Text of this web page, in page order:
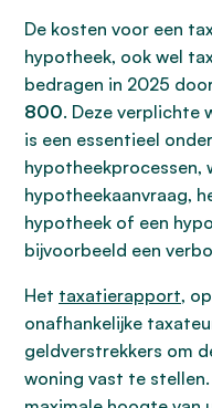
De kosten voor een
hypotheek, ook wel
bedragen in 2025
800. Deze verplichte
is een essentieel
hypotheekprocessen,
hypotheekaanvraag,
hypotheek of een
bijvoorbeeld een
Het taxatierapport,
onafhankelijke
geldverstrekkers om
woning vast te